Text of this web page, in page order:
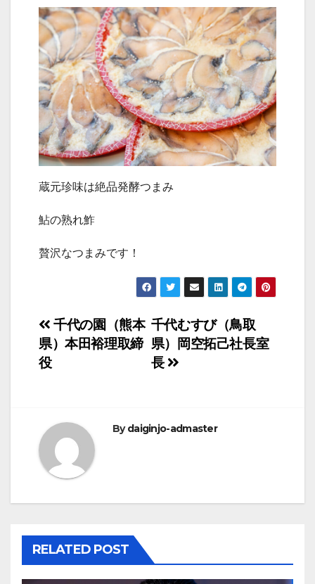
蔵元珍味は絶品発酵つまみ
鮎の熟れ鮓
贅沢なつまみです！
投
稿
ビ
ゲ
ー
シ
ョ
ン
千代むすび（鳥取
県）岡空拓己社長室
長
千代の園（熊本
県）本田裕理取締
役
Bydaiginjo-admaster
RELATED POST